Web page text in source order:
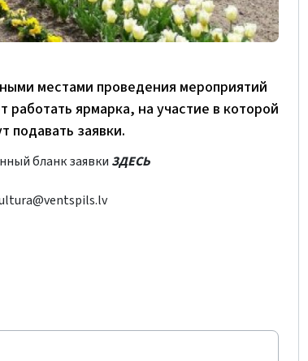
местами проведения мероприятий
ярмарка, на участие в которой
подавать заявки.
бланк заявки ЗДЕСЬ